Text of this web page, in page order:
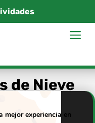
de Nieve
Nevada
mejor experiencia en